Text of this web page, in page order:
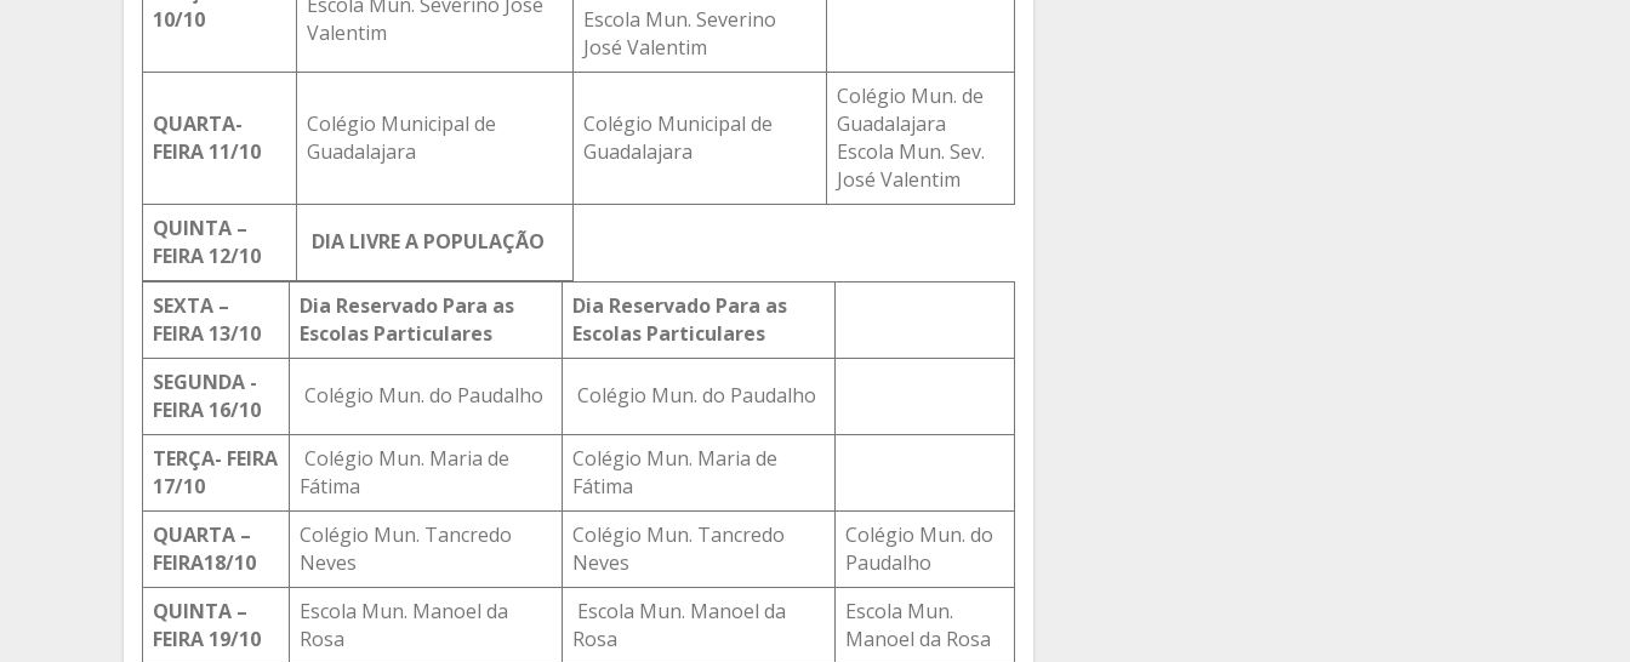
10/10
Valentim
Escola Mun. Severino
José Valentim
QUARTA-
FEIRA 11/10
Colégio Municipal de
Guadalajara
Colégio Municipal de
Guadalajara
Colégio Mun. de
Guadalajara
Escola Mun. Sev.
José Valentim
QUINTA –
FEIRA 12/10
DIA LIVRE A POPULAÇÃO
SEXTA –
FEIRA 13/10
Dia Reservado Para as
Escolas Particulares
Dia Reservado Para as
Escolas Particulares
SEGUNDA -
FEIRA 16/10
Colégio Mun. do Paudalho Colégio Mun. do Paudalho
TERÇA- FEIRA
17/10
Colégio Mun. Maria de
Fátima
Colégio Mun. Maria de
Fátima
QUARTA –
FEIRA18/10
Colégio Mun. Tancredo
Neves
Colégio Mun. Tancredo
Neves
Colégio Mun. do
Paudalho
QUINTA –
FEIRA 19/10
Escola Mun. Manoel da
Rosa
Escola Mun. Manoel da
Rosa
Escola Mun.
Manoel da Rosa